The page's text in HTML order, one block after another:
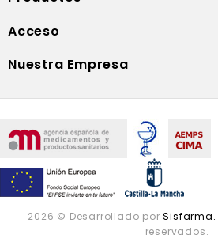
Acceso
Nuestra Empresa
2026 © Desarrollado porSisfarma.
reservados.